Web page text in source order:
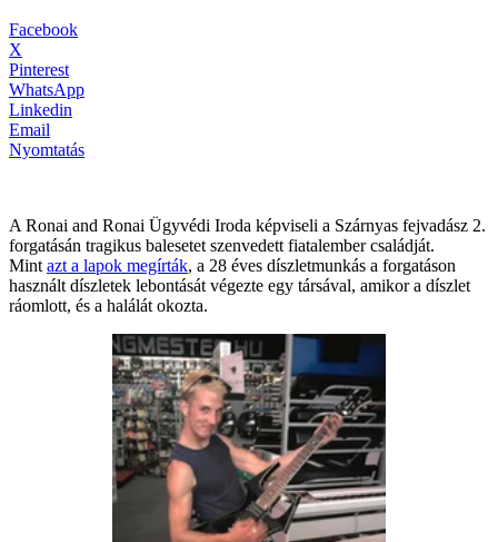
Facebook
X
Pinterest
WhatsApp
Linkedin
Email
Nyomtatás
A Ronai and Ronai Ügyvédi Iroda képviseli a Szárnyas fejvadász 2.
forgatásán tragikus balesetet szenvedett fiatalember családját.
Mint azt a lapok megírták, a 28 éves díszletmunkás a forgatáson
használt díszletek lebontását végezte egy társával, amikor a díszlet
ráomlott, és a halálát okozta.